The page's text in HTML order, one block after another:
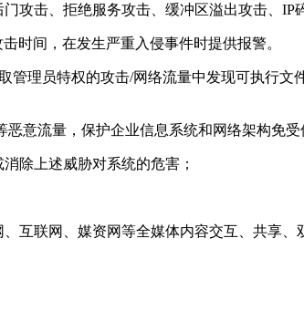
击、拒绝服务攻击、缓冲区溢出攻击、IP
间，在发生严重入侵事件时提供报警。
理员特权的攻击/网络流量中发现可执行文
意流量，保护企业信息系统和网络架构免受
除上述威胁对系统的危害；
联网、媒资网等全媒体内容交互、共享、